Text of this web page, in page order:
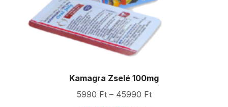
Kamagra Zselé 100mg
5990 Ft – 45990 Ft